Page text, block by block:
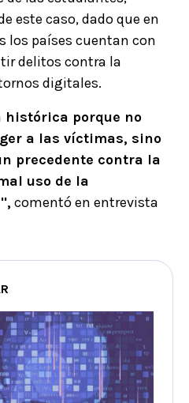
este caso, dado que en
los países cuentan con
delitos contra la
digitales.
histórica porque no
a las víctimas, sino
precedente contra la
uso de la
comentó en entrevista